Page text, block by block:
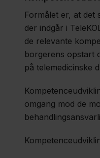
Fagfolk
Nyheder
Om
Kontakt
Formålet er, at det
der indgår i
de relevante
borgerens opstart
på telemedicinske
omgang mod de